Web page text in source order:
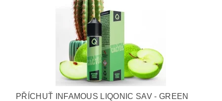
PŘÍCHUŤ INFAMOUS LIQONIC SAV - GREEN